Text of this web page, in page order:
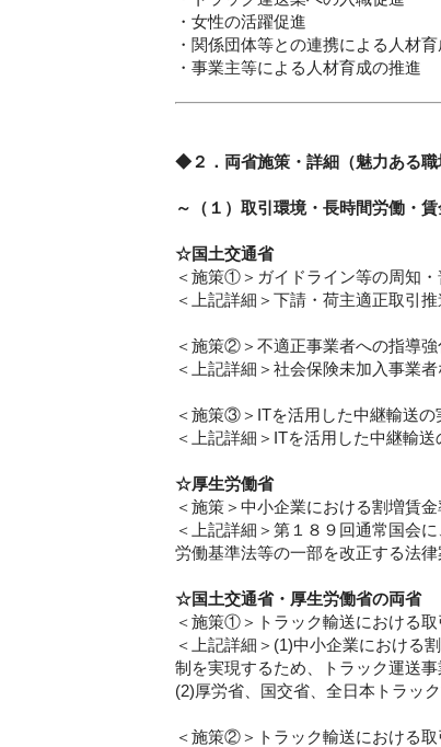
・女性の活躍促進
・関係団体等との連携による人材
・事業主等による人材育成の推進
◆２．両省施策・詳細（魅力ある職
～（１）取引環境・長時間労働・
☆国土交通省
＜施策①＞ガイドライン等の周知・
＜上記詳細＞下請・荷主適正取引
＜施策②＞不適正事業者への指導
＜上記詳細＞社会保険未加入事業
＜施策③＞ITを活用した中継輸送の
＜上記詳細＞ITを活用した中継輸
☆厚生労働省
＜施策＞中小企業における割増賃
＜上記詳細＞第１８９回通常国会
労働基準法等の一部を改正する法
☆国土交通省・厚生労働省の両省
＜施策①＞トラック輸送における
＜上記詳細＞(1)中小企業における
制を実現するため、トラック運送
(2)厚労省、国交省、全日本トラッ
＜施策②＞トラック輸送における